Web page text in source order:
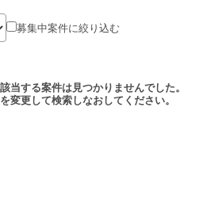
募集中案件に絞り込む
当する案件は見つかりませんでした。
変更して検索しなおしてください。